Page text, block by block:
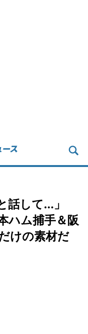
話して...」
ハム捕手＆阪
けの素材だ